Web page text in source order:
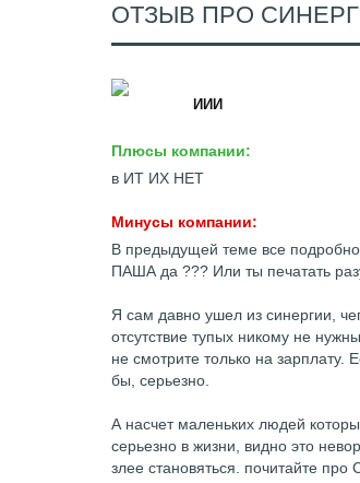
ОТЗЫВ ПРО
ИИИ
Плюсы компании:
в ИТ ИХ НЕТ
Минусы компании:
В предыдущей теме все подробно
ПАША да ??? Или ты печатать
Я сам давно ушел из синергии,
отсутствие тупых никому не
не смотрите только на
бы, серьезно.
А насчет маленьких людей
серьезно в жизни, видно это
злее становяться. почитайте